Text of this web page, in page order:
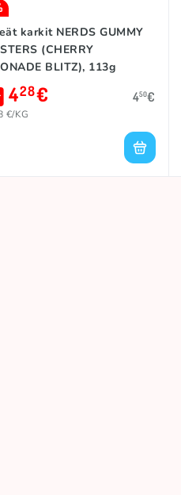
karkit NERDS GUMMY
(CHERRY
BLITZ), 113g
428€ 450€
€/KG